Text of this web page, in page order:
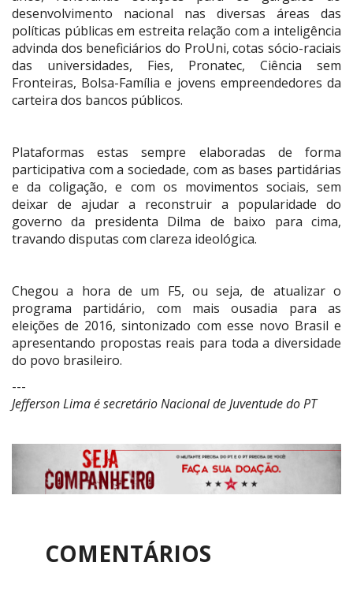
desenvolvimento nacional nas diversas áreas das
políticas públicas em estreita relação com a inteligência
advinda dos beneficiários do ProUni, cotas sócio-raciais
das universidades, Fies, Pronatec, Ciência sem
Fronteiras, Bolsa-Família e jovens empreendedores da
carteira dos bancos públicos.
Plataformas estas sempre elaboradas de forma
participativa com a sociedade, com as bases partidárias
e da coligação, e com os movimentos sociais, sem
deixar de ajudar a reconstruir a popularidade do
governo da presidenta Dilma de baixo para cima,
travando disputas com clareza ideológica.
Chegou a hora de um F5, ou seja, de atualizar o
programa partidário, com mais ousadia para as
eleições de 2016, sintonizado com esse novo Brasil e
apresentando propostas reais para toda a diversidade
do povo brasileiro.
---
Jefferson Lima é secretário Nacional de Juventude do PT
COMENTÁRIOS